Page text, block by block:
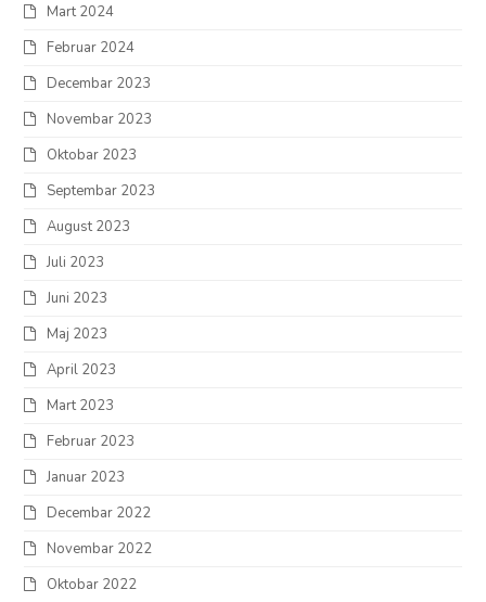
Mart 2024
Februar 2024
Decembar 2023
Novembar 2023
Oktobar 2023
Septembar 2023
August 2023
Juli 2023
Juni 2023
Maj 2023
April 2023
Mart 2023
Februar 2023
Januar 2023
Decembar 2022
Novembar 2022
Oktobar 2022